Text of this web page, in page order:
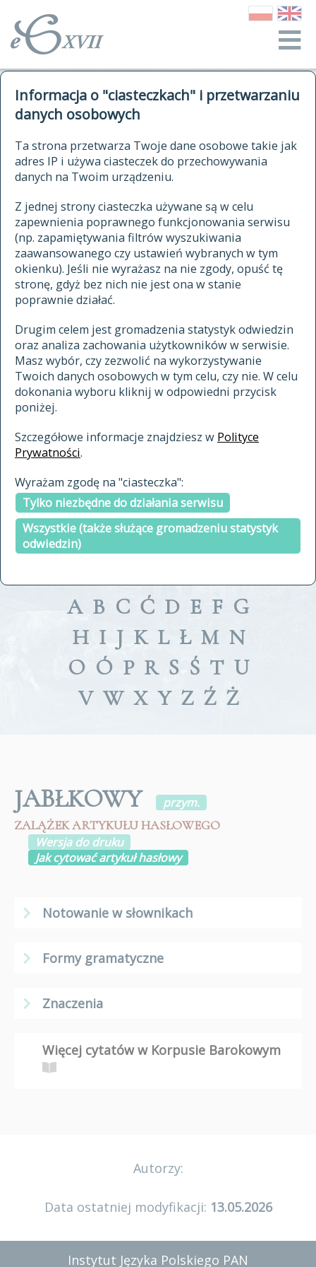
Informacja o "ciasteczkach" i przetwarzaniu
danych osobowych
Ta strona przetwarza Twoje dane osobowe takie jak
adres IP i używa ciasteczek do przechowywania
danych na Twoim urządzeniu.
Z jednej strony ciasteczka używane są w celu
zapewnienia poprawnego funkcjonowania serwisu
(np. zapamiętywania filtrów wyszukiwania
zaawansowanego czy ustawień wybranych w tym
okienku). Jeśli nie wyrażasz na nie zgody, opuść tę
stronę, gdyż bez nich nie jest ona w stanie
poprawnie działać.
Drugim celem jest gromadzenia statystyk odwiedzin
oraz analiza zachowania użytkowników w serwisie.
Masz wybór, czy zezwolić na wykorzystywanie
Twoich danych osobowych w tym celu, czy nie. W celu
dokonania wyboru kliknij w odpowiedni przycisk
poniżej.
Szczegółowe informacje znajdziesz w Polityce
Prywatności.
Wyrażam zgodę na "ciasteczka":
Tylko niezbędne do działania serwisu
Wszystkie (także służące gromadzeniu statystyk
odwiedzin)
autorzy Słownika
historia
publikacje
źródła
autorzy tekstów źródłowych
zasady opracowania
statystyki
najnowsze hasła
ostatnio zmodyfikowane hasła
materiały archiwalne
cytowanie
kontakt
kwerendy
jak cytować Słownik
ELEKTRONICZNY SŁOWNIK
JĘZYKA POLSKIEGO
XVII I XVIII WIEKU
znajdź hasła
zaczynające się od
indeksie
a fronte
a tergo
A B C Ć D E F G
H I J K L Ł M N
O Ó P R S Ś T U
V W X Y Z Ź Ż
JABŁKOWY
przym.
ZALĄŻEK ARTYKUŁU HASŁOWEGO
Wersja do druku
Jak cytować artykuł hasłowy
Notowanie w słownikach
Formy gramatyczne
Znaczenia
Więcej cytatów w Korpusie Barokowym
Autorzy:
Data ostatniej modyfikacji: 13.05.2026
Instytut Języka Polskiego PAN